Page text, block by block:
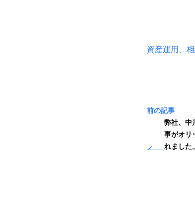
資産運用、
前の記事
弊社、中
事がオリ
れました。